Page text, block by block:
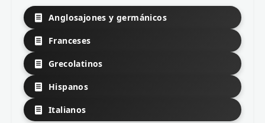
Anglosajones y germánicos
Franceses
Grecolatinos
Hispanos
Italianos